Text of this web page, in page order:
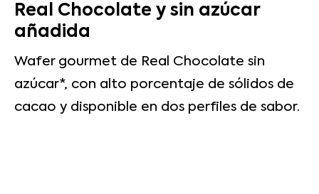
Real Chocolate y sin azúcar
añadida
Wafer gourmet de Real Chocolate sin
azúcar*, con alto porcentaje de sólidos de
cacao y disponible en dos perfiles de sabor.